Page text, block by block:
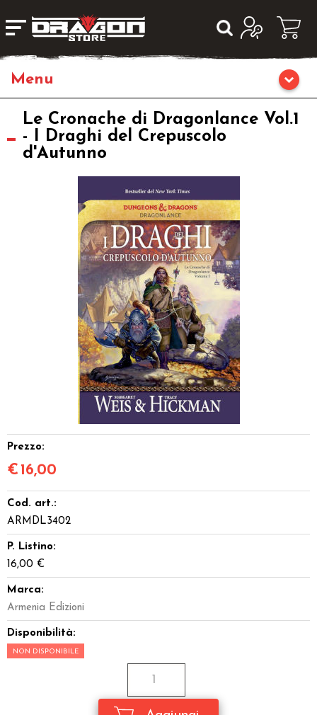
Giochi da Tavolo
Giochi di Ruolo
Giochi di Carte Collezionabili
Giocattoli e Gadget
Offerte del Dragone
Le Cronache di Dragonlance Vol.1
- I Draghi del Crepuscolo
d'Autunno
Prezzo:
€ 16,00
Cod. art.:
ARMDL3402
P. Listino:
16,00 €
Marca:
Armenia Edizioni
Disponibilità:
NON DISPONIBILE